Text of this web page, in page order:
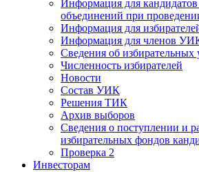
Информация для
объединений при
Информация для
Информация для членов
Сведения об избирательных
Численность избирателей
Новости
Состав УИК
Решения ТИК
Архив выборов
Сведения о поступлении и
избирательных фондов
Проверка 2
Инвесторам